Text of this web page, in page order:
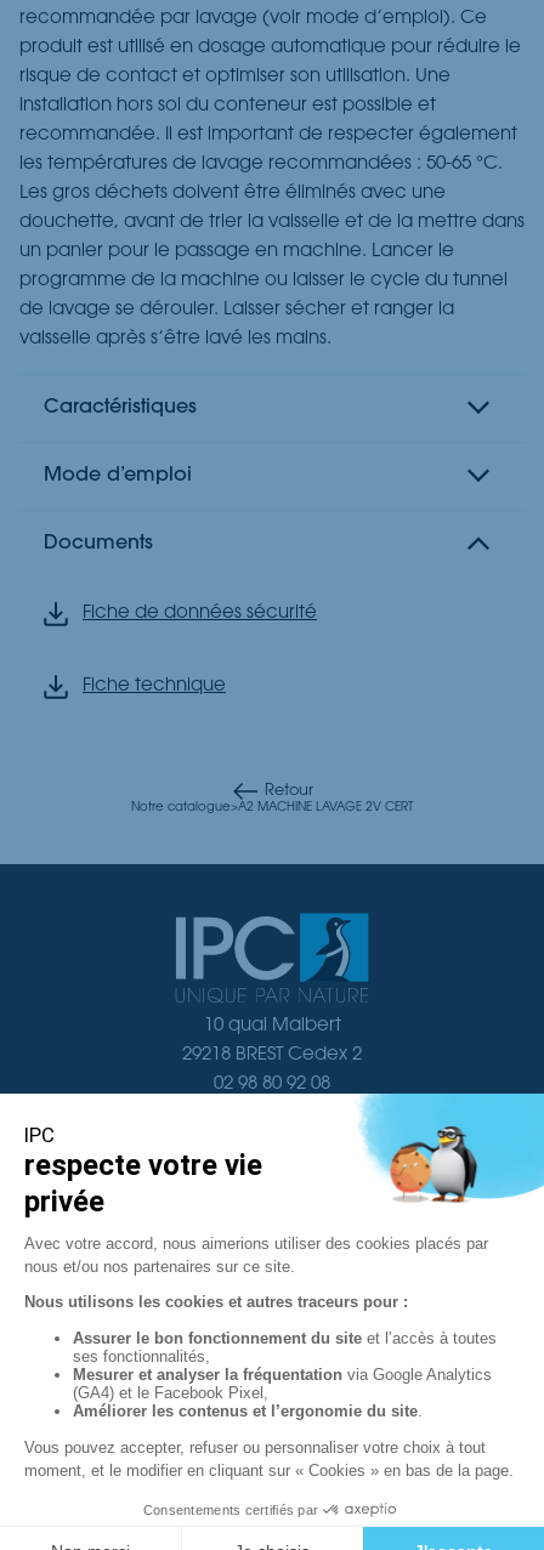
recommandée par lavage (voir mode d’emploi). Ce
produit est utilisé en dosage automatique pour réduire le
risque de contact et optimiser son utilisation. Une
installation hors sol du conteneur est possible et
recommandée. Il est important de respecter également
les températures de lavage recommandées : 50-65 °C.
Les gros déchets doivent être éliminés avec une
douchette, avant de trier la vaisselle et de la mettre dans
un panier pour le passage en machine. Lancer le
programme de la machine ou laisser le cycle du tunnel
de lavage se dérouler. Laisser sécher et ranger la
vaisselle après s’être lavé les mains.
Caractéristiques
Mode d’emploi
Documents
Fiche de données sécurité
Fiche technique
Retour
Notre catalogue>A2 MACHINE LAVAGE 2V CERT
10 quai Malbert
29218 BREST Cedex 2
02 98 80 92 08
Documentation
Localisation